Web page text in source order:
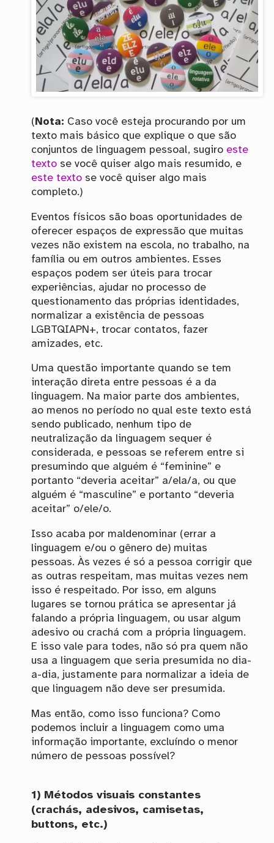
( Nota: Caso você esteja procurando por um
texto mais básico que explique o que são
conjuntos de linguagem pessoal, sugiro este
textose você quiser algo mais resumido, e
este textose você quiser algo mais
completo.)
Eventos físicos são boas oportunidades de
oferecer espaços de expressão que muitas
vezes não existem na escola, no trabalho, na
família ou em outros ambientes. Esses
espaços podem ser úteis para trocar
experiências, ajudar no processo de
questionamento das próprias identidades,
normalizar a existência de pessoas
LGBTQIAPN+, trocar contatos, fazer
amizades, etc.
Uma questão importante quando se tem
interação direta entre pessoas é a da
linguagem. Na maior parte dos ambientes,
ao menos no período no qual este texto está
sendo publicado, nenhum tipo de
neutralização da linguagem sequer é
considerada, e pessoas se referem entre si
presumindo que alguém é “feminine” e
portanto “deveria aceitar” a/ela/a, ou que
alguém é “masculine” e portanto “deveria
aceitar” o/ele/o.
Isso acaba por maldenominar (errar a
linguagem e/ou o gênero de) muitas
pessoas. Às vezes é só a pessoa corrigir que
as outras respeitam, mas muitas vezes nem
isso é respeitado. Por isso, em alguns
lugares se tornou prática se apresentar já
falando a própria linguagem, ou usar algum
adesivo ou crachá com a própria linguagem.
E isso vale para todes, não só pra quem não
usa a linguagem que seria presumida no dia-
a-dia, justamente para normalizar a ideia de
que linguagem não deve ser presumida.
Mas então, como isso funciona? Como
podemos incluir a linguagem como uma
informação importante, excluíndo o menor
número de pessoas possível?
1) Métodos visuais constantes
(crachás, adesivos, camisetas,
buttons, etc.)